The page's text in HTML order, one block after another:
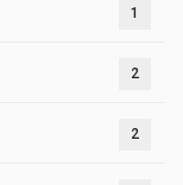
1
2
2